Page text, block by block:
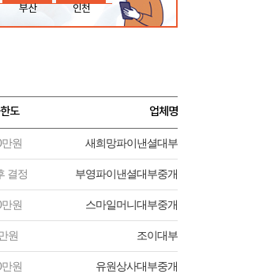
부산 인천
도 업체명
원 새희망파이낸셜대부
결정 부영파이낸셜대부중개
원 스마일머니대부중개
원 조이대부
원 유원상사대부중개